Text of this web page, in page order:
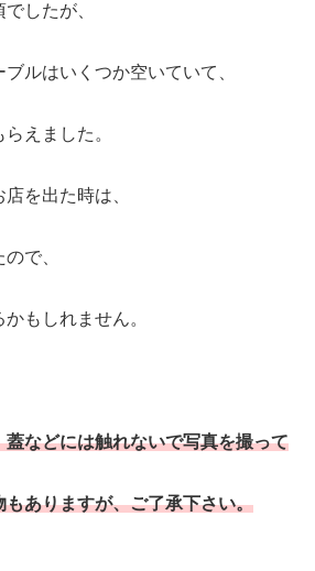
したが、
ルはいくつか空いていて、
らえました。
を出た時は、
で、
もしれません。
などには触れないで写真を撮って
ありますが、ご了承下さい。